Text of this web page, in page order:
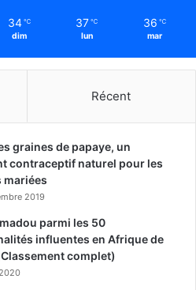
34 ℃
dim
37 ℃
lun
36 ℃
mar
Récent
graines de papaye, un
contraceptif naturel pour les
mariées
2019
parmi les 50
influentes en Afrique de
complet)